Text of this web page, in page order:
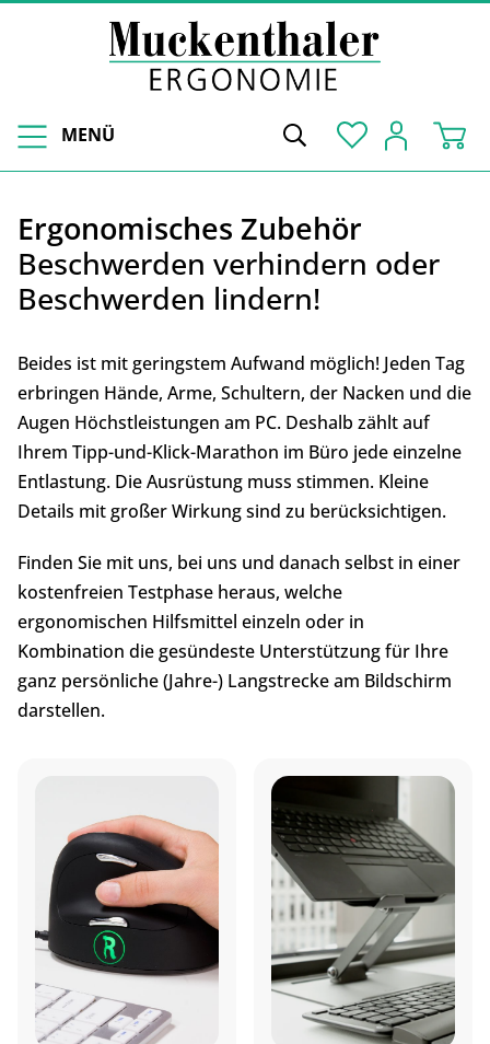
MENÜ
Ergonomisches Zubehör
Beschwerden verhindern oder
Beschwerden lindern!
Beides ist mit geringstem Aufwand möglich! Jeden Tag
erbringen Hände, Arme, Schultern, der Nacken und die
Augen Höchstleistungen am PC. Deshalb zählt auf
Ihrem Tipp-und-Klick-Marathon im Büro jede einzelne
Entlastung. Die Ausrüstung muss stimmen. Kleine
Details mit großer Wirkung sind zu berücksichtigen.
Finden Sie mit uns, bei uns und danach selbst in einer
kostenfreien Testphase heraus, welche
ergonomischen Hilfsmittel einzeln oder in
Kombination die gesündeste Unterstützung für Ihre
ganz persönliche (Jahre-) Langstrecke am Bildschirm
darstellen.